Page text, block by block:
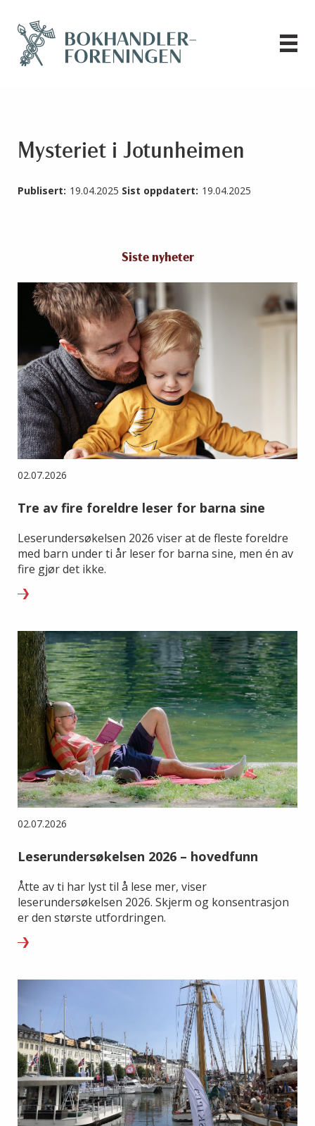
Mysteriet i Jotunheimen
Publisert: 19.04.2025 Sist oppdatert: 19.04.2025
Siste nyheter
02.07.2026
Tre av fire foreldre leser for barna sine
Leserundersøkelsen 2026 viser at de fleste foreldre
med barn under ti år leser for barna sine, men én av
fire gjør det ikke.
02.07.2026
Leserundersøkelsen 2026 – hovedfunn
Åtte av ti har lyst til å lese mer, viser
leserundersøkelsen 2026. Skjerm og konsentrasjon
er den største utfordringen.